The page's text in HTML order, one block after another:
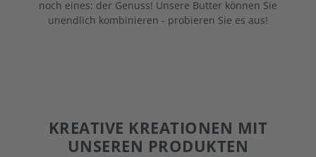
noch eines: der Genuss! Unsere Butter können Sie
unendlich kombinieren - probieren Sie es aus!
KREATIVE KREATIONEN MIT
UNSEREN PRODUKTEN